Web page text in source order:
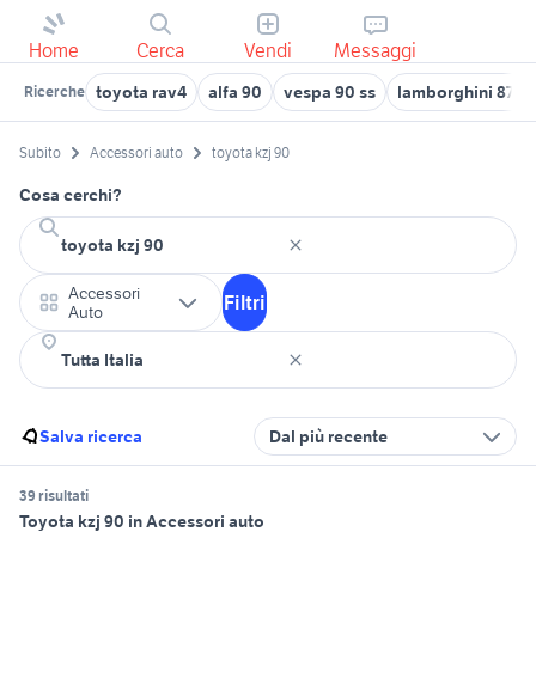
Home Cerca Vendi Messaggi
Ricerche toyota rav4 alfa 90 vespa 90 ss lamborghini 874
Subito Accessori auto toyota kzj 90
Cosa cerchi?
Accessori
Auto
Filtri
Salva ricerca Dal più recente
39 risultati
Toyota kzj 90 in Accessori auto